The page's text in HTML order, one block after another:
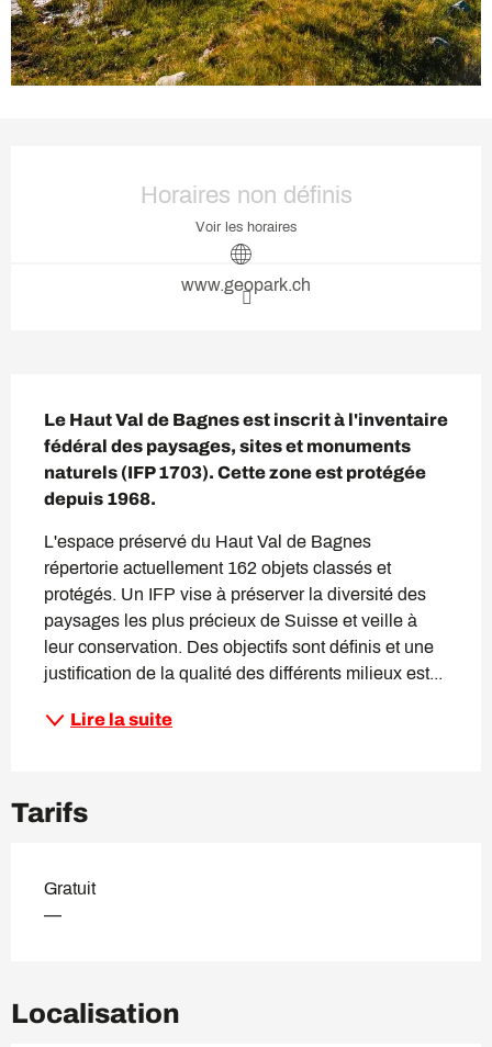
Horaires non définis
Voir les horaires
www.geopark.ch
Le Haut Val de Bagnes est inscrit à l'inventaire
fédéral des paysages, sites et monuments
naturels (IFP 1703). Cette zone est protégée
depuis 1968.
L'espace préservé du Haut Val de Bagnes
répertorie actuellement 162 objets classés et
protégés. Un IFP vise à préserver la diversité des
paysages les plus précieux de Suisse et veille à
leur conservation. Des objectifs sont définis et une
justification de la qualité des différents milieux est...
Lire la suite
Tarifs
Gratuit
—
Localisation